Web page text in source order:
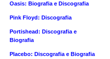
Oasis: Biografia e Discografia
Pink Floyd: Discografia
Portishead: Discografia e
Biografia
Placebo: Discografia e Biografia